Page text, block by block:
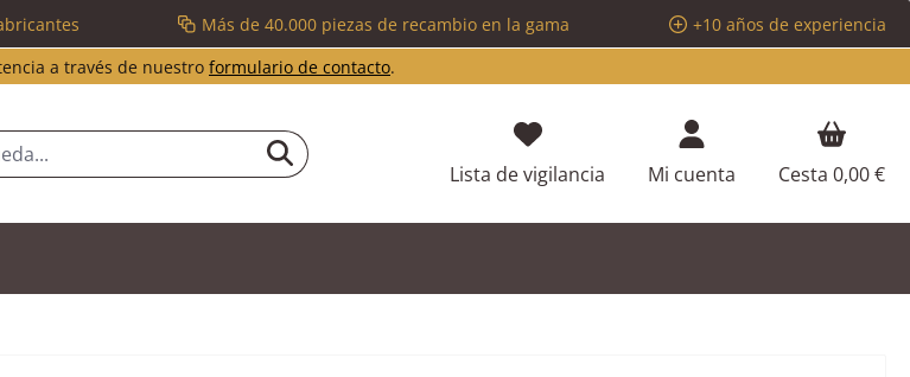
Más de 40.000 piezas de recambio en la gama
+10 años de experiencia
a través de nuestro formulario de contacto.
Lista de vigilancia Tienes 0 artículos en tu lista de
Mi cuenta Cesta 0,00 €